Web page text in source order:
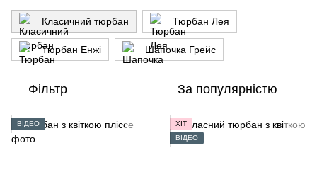
Класичний тюрбан Тюрбан Лея
Тюрбан Енжі Шапочка Грейс
Фільтр За популярністю
ВІДЕО
ХІТ
ВІДЕО